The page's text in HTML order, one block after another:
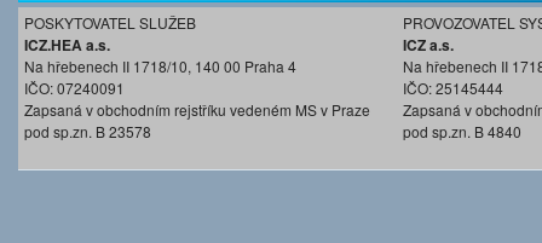
POSKYTOVATEL SLUŽEB
ICZ.HEA a.s.
Na hřebenech II 1718/10, 140 00 Praha 4
IČO: 07240091
Zapsaná v obchodním rejstříku vedeném MS v Praze
pod sp.zn. B 23578
PROVOZOVATEL
ICZ a.s.
Na hřebenech II
IČO: 25145444
Zapsaná v
pod sp.zn. B 4840